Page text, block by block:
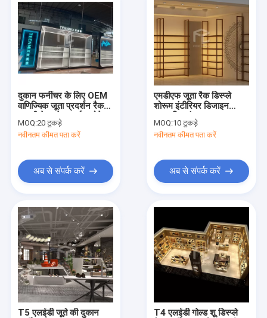
उत्पादों
हमारे बारे में
कारखाना भ्रमण
गुणवत्ता नियंत्रण
दुकान फर्नीचर के लिए OEM
वाणिज्यिक जूता प्रदर्शन रैक
लकड़ी के जूते प्रदर्शन शोकेस
MOQ:20 टुकड़े
नवीनतम कीमत पता करें
अब से संपर्क करें
एमडीएफ जूता रैक डिस्प्ले
शोरूम इंटीरियर डिजाइन
अनुकूलित रंग
MOQ:10 टुकड़े
नवीनतम कीमत पता करें
अब से संपर्क करें
T5 एलईडी जूते की दुकान
T4 एलईडी गोल्ड शू डिस्प्ले